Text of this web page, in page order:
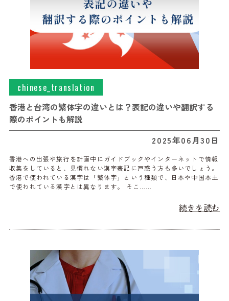
chinese_translation
香港と台湾の繁体字の違いとは？表記の違いや翻訳する
際のポイントも解説
2025年06月30日
香港への出張や旅行を計画中にガイドブックやインターネットで情報
収集をしていると、見慣れない漢字表記に戸惑う方も多いでしょう。
香港で使われている漢字は「繁体字」という種類で、日本や中国本土
で使われている漢字とは異なります。 そこ……
続きを読む